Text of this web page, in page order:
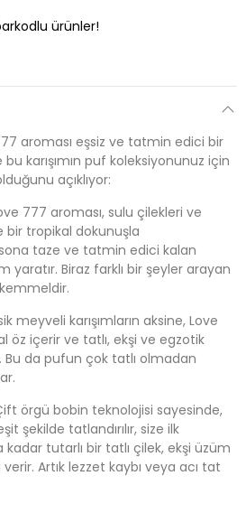
ürünler!
aroması eşsiz ve tatmin edici bir
karışımın puf koleksiyonunuz için
açıklıyor:
777 aroması, sulu çilekleri ve
bir tropikal dokunuşla
taze ve tatmin edici kalan
yaratır. Biraz farklı bir şeyler arayan
meyveli karışımların aksine, Love
içerir ve tatlı, ekşi ve egzotik
Bu da pufun çok tatlı olmadan
örgü bobin teknolojisi sayesinde,
şekilde tatlandırılır, size ilk
tutarlı bir tatlı çilek, ekşi üzüm
Artık lezzet kaybı veya acı tat